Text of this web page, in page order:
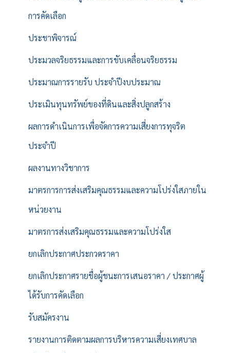
การคัดเลือก
ประชาพิจารณ์
ประมวลจริยธรรมและการขับเคลื่อนจริยธรรม
ประมาณการรายรับ ประจำปีงบประมาณ
ประเมินทุนทรัพย์ของที่ดินและสิ่งปลูกสร้าง
ผลการดำเนินการเพื่อจัดการความเสี่ยงการทุจริต
ประจำปี
ผลงานทางวิชาการ
มาตรการการส่งเสริมคุณธรรมและความโปร่งใสภายใน
หน่วยงาน
มาตรการส่งเสริมคุณธรรมและความโปร่งใส
ยกเลิกประกาศประกวดราคา
ยกเลิกประกาศรายชื่อผู้ชนะการเสนอราคา / ประกาศผู้
ได้รับการคัดเลือก
รับสมัครงาน
รายงานการติดตามผลการบริหารความเสี่ยงเทศบาล